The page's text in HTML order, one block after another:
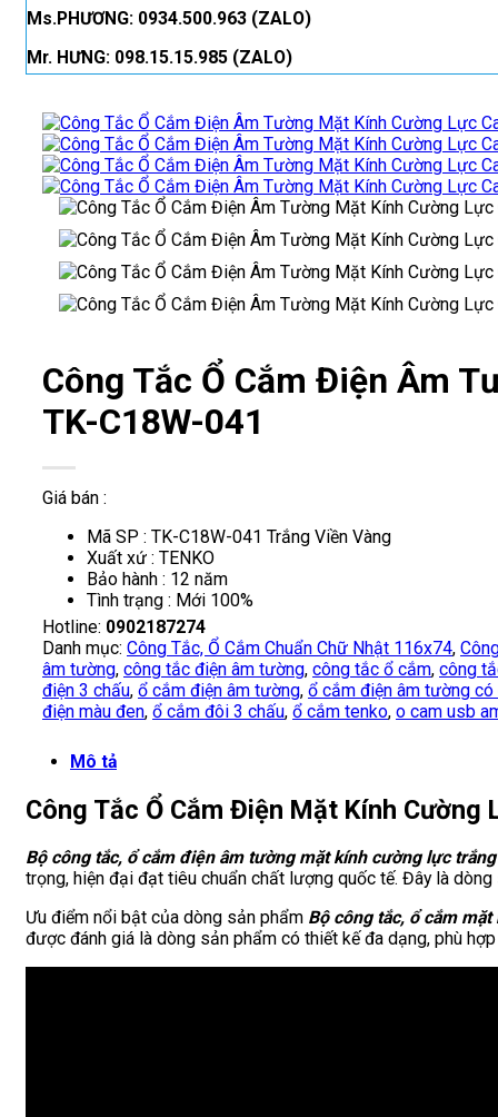
Ms.PHƯƠNG: 0934.500.963 (ZALO)
Mr. HƯNG: 098.15.15.985 (ZALO)
Công Tắc Ổ Cắm Điện Âm
TK-C18W-041
Giá bán :
Mã SP : TK-C18W-041 Trắng Viền Vàng
Xuất xứ : TENKO
Bảo hành : 12 năm
Tình trạng : Mới 100%
Hotline: 0902187274
Danh mục: Công Tắc, Ổ Cắm Chuẩn Chữ Nhật 116x74,
âm tường, công tắc điện âm tường, công tắc ổ cắm, công
điện 3 chấu, ổ cắm điện âm tường, ổ cắm điện âm tường
điện màu đen, ổ cắm đôi 3 chấu, ổ cắm tenko, o cam usb
Mô tả
Công Tắc Ổ Cắm Điện Mặt Kính Cường
Bộ công tắc, ổ cắm điện âm tường mặt kính cường lực
trọng, hiện đại đạt tiêu chuẩn chất lượng quốc tế. Đây là
Ưu điểm nổi bật của dòng sản phẩm Bộ công tắc, ổ cắm
được đánh giá là dòng sản phẩm có thiết kế đa dạng, phù